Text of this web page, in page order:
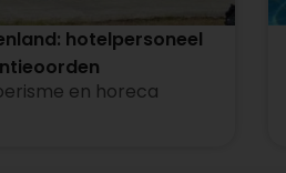
hotelpersoneel
en horeca